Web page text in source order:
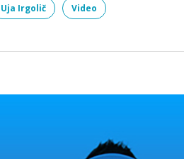
Uja Irgolič Video